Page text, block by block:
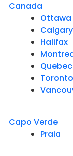
Canada
Ottawa
Calgary
Halifax
Quebec
Toronto
Capo Verde
Praia